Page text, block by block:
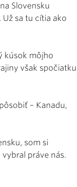
Slovensku
sa tu cítia ako
kúsok môjho
však spočiatku
– Kanadu,
som si
práve nás.